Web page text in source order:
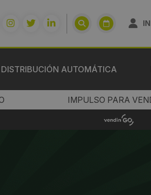
DISTRIBUCIÓN AUTOMÁTICA
IMPULSO PARA